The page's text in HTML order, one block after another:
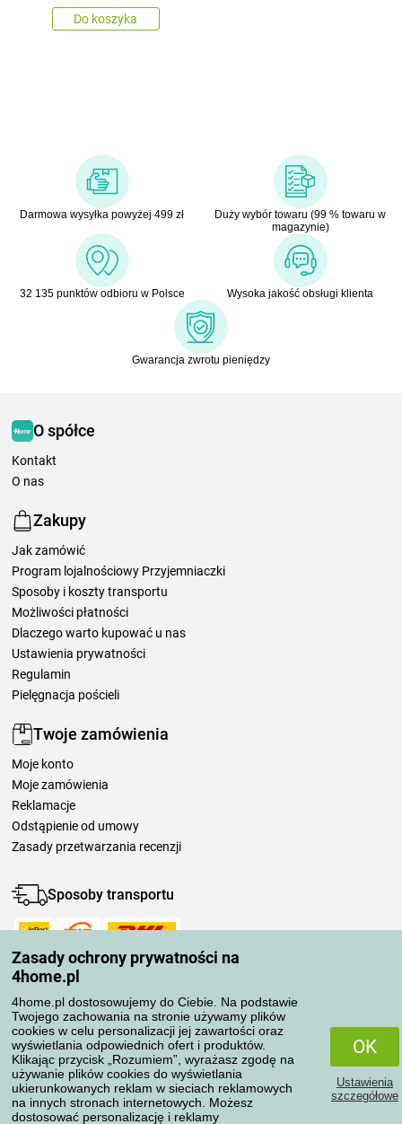
Zasady ochrony prywatności na
4home.pl
4home.pl dostosowujemy do Ciebie. Na podstawie
Twojego zachowania na stronie używamy plików
cookies w celu personalizacji jej zawartości oraz
wyświetlania odpowiednich ofert i produktów.
Klikając przycisk „Rozumiem”, wyrażasz zgodę na
używanie plików cookies do wyświetlania
ukierunkowanych reklam w sieciach reklamowych
na innych stronach internetowych. Możesz
dostosować personalizację i reklamy
OK
Ustawienia
szczegółowe
Do koszyka
Darmowa wysyłka powyżej 499 zł
Duży wybór towaru (99 % towaru w
magazynie)
32 135 punktów odbioru w Polsce Wysoka jakość obsługi klienta
Gwarancja zwrotu pieniędzy
O spółce
Kontakt
O nas
Zakupy
Jak zamówić
Program lojalnościowy Przyjemniaczki
Sposoby i koszty transportu
Możliwości płatności
Dlaczego warto kupować u nas
Ustawienia prywatności
Regulamin
Pielęgnacja pościeli
Twoje zamówienia
Moje konto
Moje zamówienia
Reklamacje
Odstąpienie od umowy
Zasady przetwarzania recenzji
Sposoby transportu
Metody płatności
Niezawodny sklep